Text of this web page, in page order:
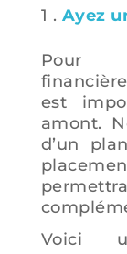
1 . Ayez
Pour
est
amont.
d’un
Voici